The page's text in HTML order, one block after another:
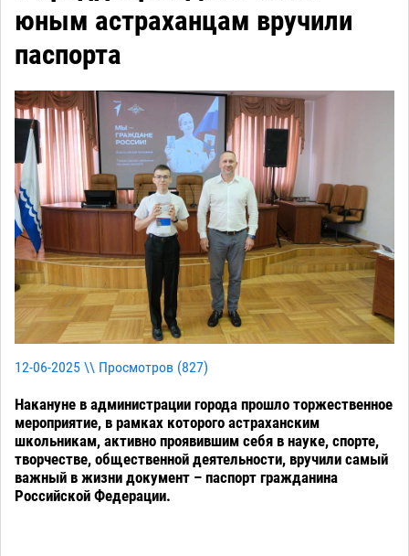
юным астраханцам вручили
паспорта
12-06-2025 \\ Просмотров (827)
Накануне в администрации города прошло торжественное
мероприятие, в рамках которого астраханским
школьникам, активно проявившим себя в науке, спорте,
творчестве, общественной деятельности, вручили самый
важный в жизни документ – паспорт гражданина
Российской Федерации.